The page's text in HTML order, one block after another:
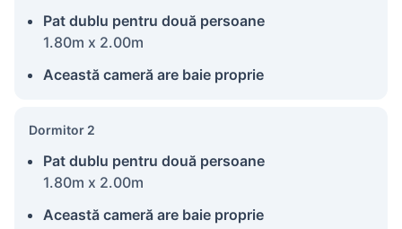
Pat dublu pentru două persoane
1.80m x 2.00m
Această cameră are baie proprie
Dormitor 2
Pat dublu pentru două persoane
1.80m x 2.00m
Această cameră are baie proprie